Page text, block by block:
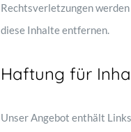
Rechtsverletzungen
diese Inhalte entfernen.
Haftung für
Unser Angebot enthält